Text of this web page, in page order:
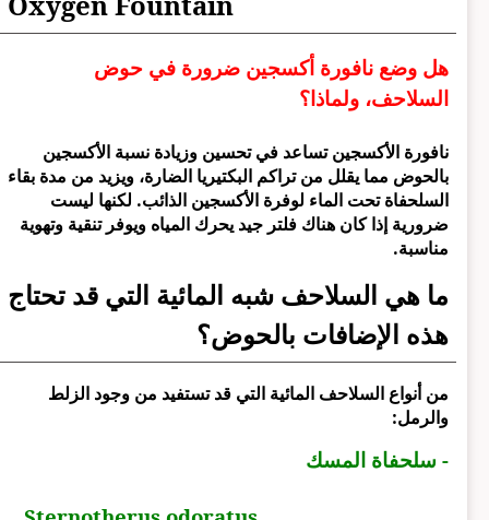
هل وضع نافورة أكسجين ضرورة في حوض
السلاحف، ولماذا؟
نافورة الأكسجين تساعد في تحسين وزيادة نسبة الأكسجين
بالحوض مما يقلل من تراكم البكتيريا الضارة، ويزيد من مدة بقاء
السلحفاة تحت الماء لوفرة الأكسجين الذائب. لكنها ليست
ضرورية إذا كان هناك فلتر جيد يحرك المياه ويوفر تنقية وتهوية
مناسبة.
ما هي السلاحف شبه المائية التي قد تحتاج
هذه الإضافات بالحوض؟
من أنواع السلاحف المائية التي قد تستفيد من وجود الزلط
والرمل:
- سلحفاة المسك